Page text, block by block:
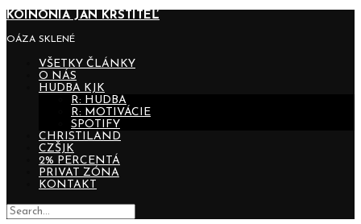
KOINONIA JÁN KRSTITEĽ
OÁZA SKLENÉ
VŠETKY ČLÁNKY
O NÁS
HUDBA KJK
R: HUDBA
R: MOTIVÁCIE
SPOTIFY
CHRISTILAND
CZŠJK
2% PERCENTÁ
PRIVAT ZÓNA
KONTAKT